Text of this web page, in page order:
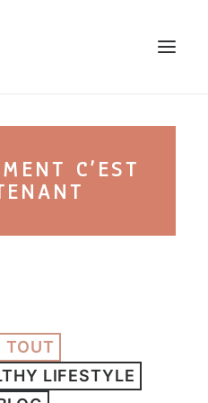
HAPPY BELLY
LIVRE
kinoa
C’EST
TOUT
LIFESTYLE